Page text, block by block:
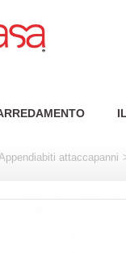
attaccapanni